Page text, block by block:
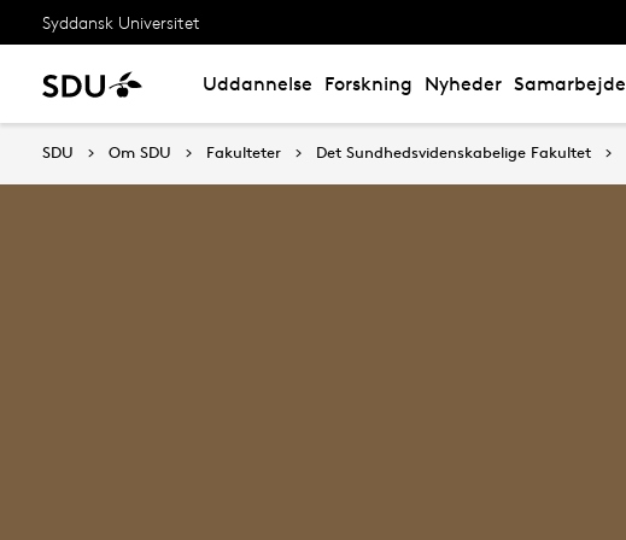
Syddansk Universitet
Uddannelse Forskning Nyheder Samarbejde
SDU Om SDU Fakulteter Det Sundhedsvidenskabelige Fakultet